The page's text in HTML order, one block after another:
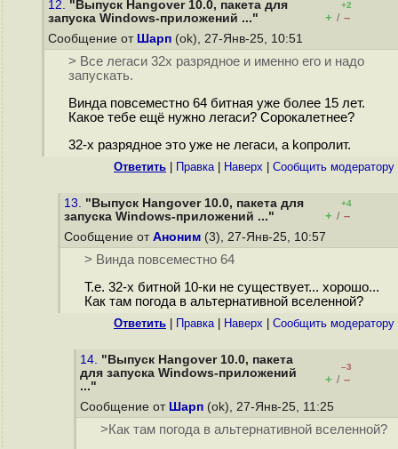
12. "Выпуск Hangover 10.0, пакета для
запуска Windows-приложений ..."
+2
+ / –
Сообщение от Шарп (ok), 27-Янв-25, 10:51
> Все легаси 32х разрядное и именно его и надо
запускать.
Винда повсеместно 64 битная уже более 15 лет.
Какое тебе ещё нужно легаси? Сорокалетнее?
32-х разрядное это уже не легаси, а kопpолит.
Ответить Правка| Наверх Cообщить модератору
13. "Выпуск Hangover 10.0, пакета для
запуска Windows-приложений ..."
+4
+ / –
Сообщение от Аноним (3), 27-Янв-25, 10:57
> Винда повсеместно 64
Т.е. 32-х битной 10-ки не существует... хорошо...
Как там погода в альтернативной вселенной?
Ответить Правка| Наверх Cообщить модератору
14. "Выпуск Hangover 10.0, пакета
для запуска Windows-приложений
..."
–3
+ / –
Сообщение от Шарп (ok), 27-Янв-25, 11:25
>Как там погода в альтернативной вселенной?